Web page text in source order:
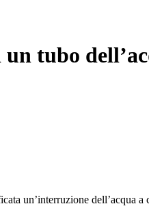
tubo
un’interruzione dell’acqua a